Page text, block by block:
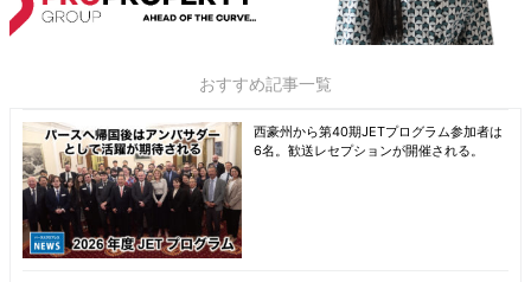
おすすめ記事一覧
西豪州から第40期JETプログラム参加者は
6名。歓送レセプションが開催される。